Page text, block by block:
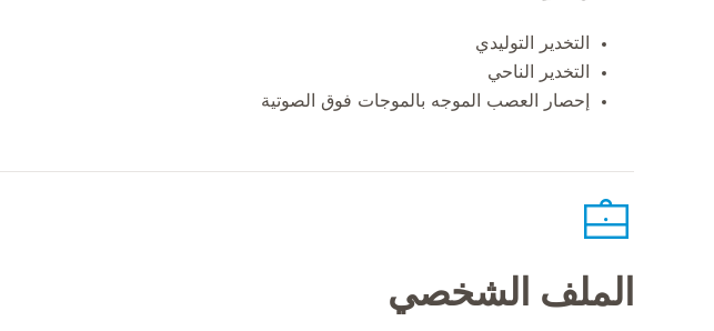
التخدير التوليدي
التخدير الناحي
إحصار العصب الموجه بالموجات فوق الصوتية
الملف الشخصي